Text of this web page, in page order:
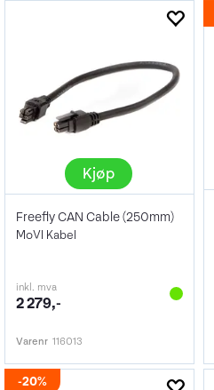
Kjøp
Freefly CAN Cable (250mm)
MoVI Kabel
inkl. mva
2 279,-
Varenr 116013
20%